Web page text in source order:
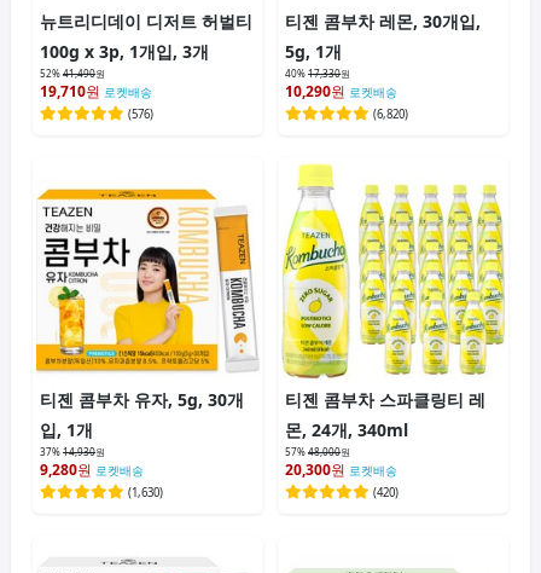
뉴트리디데이 디저트 허벌티
100g x 3p, 1개입, 3개
52%41,490원
19,710원 로켓배송
(576)
티젠 콤부차 레몬, 30개입,
5g, 1개
40%17,330원
10,290원 로켓배송
(6,820)
티젠 콤부차 유자, 5g, 30개
입, 1개
37%14,930원
9,280원 로켓배송
(1,630)
티젠 콤부차 스파클링티 레
몬, 24개, 340ml
57%48,000원
20,300원 로켓배송
(420)